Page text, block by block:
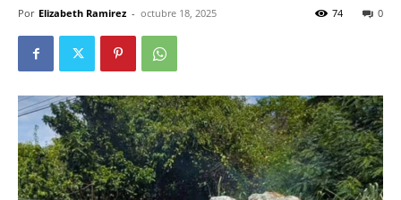
Por Elizabeth Ramirez - octubre 18, 2025 0
74